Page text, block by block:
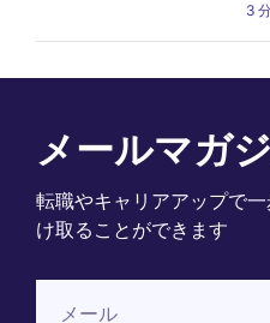
3
メールマガ
転職やキャリアアップで
け取ることができます